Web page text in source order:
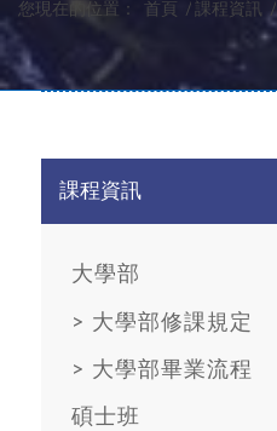
您現在的位置： 首頁 / 課程資訊 /
課程資訊
大學部
> 大學部修課規定
> 大學部畢業流程
碩士班